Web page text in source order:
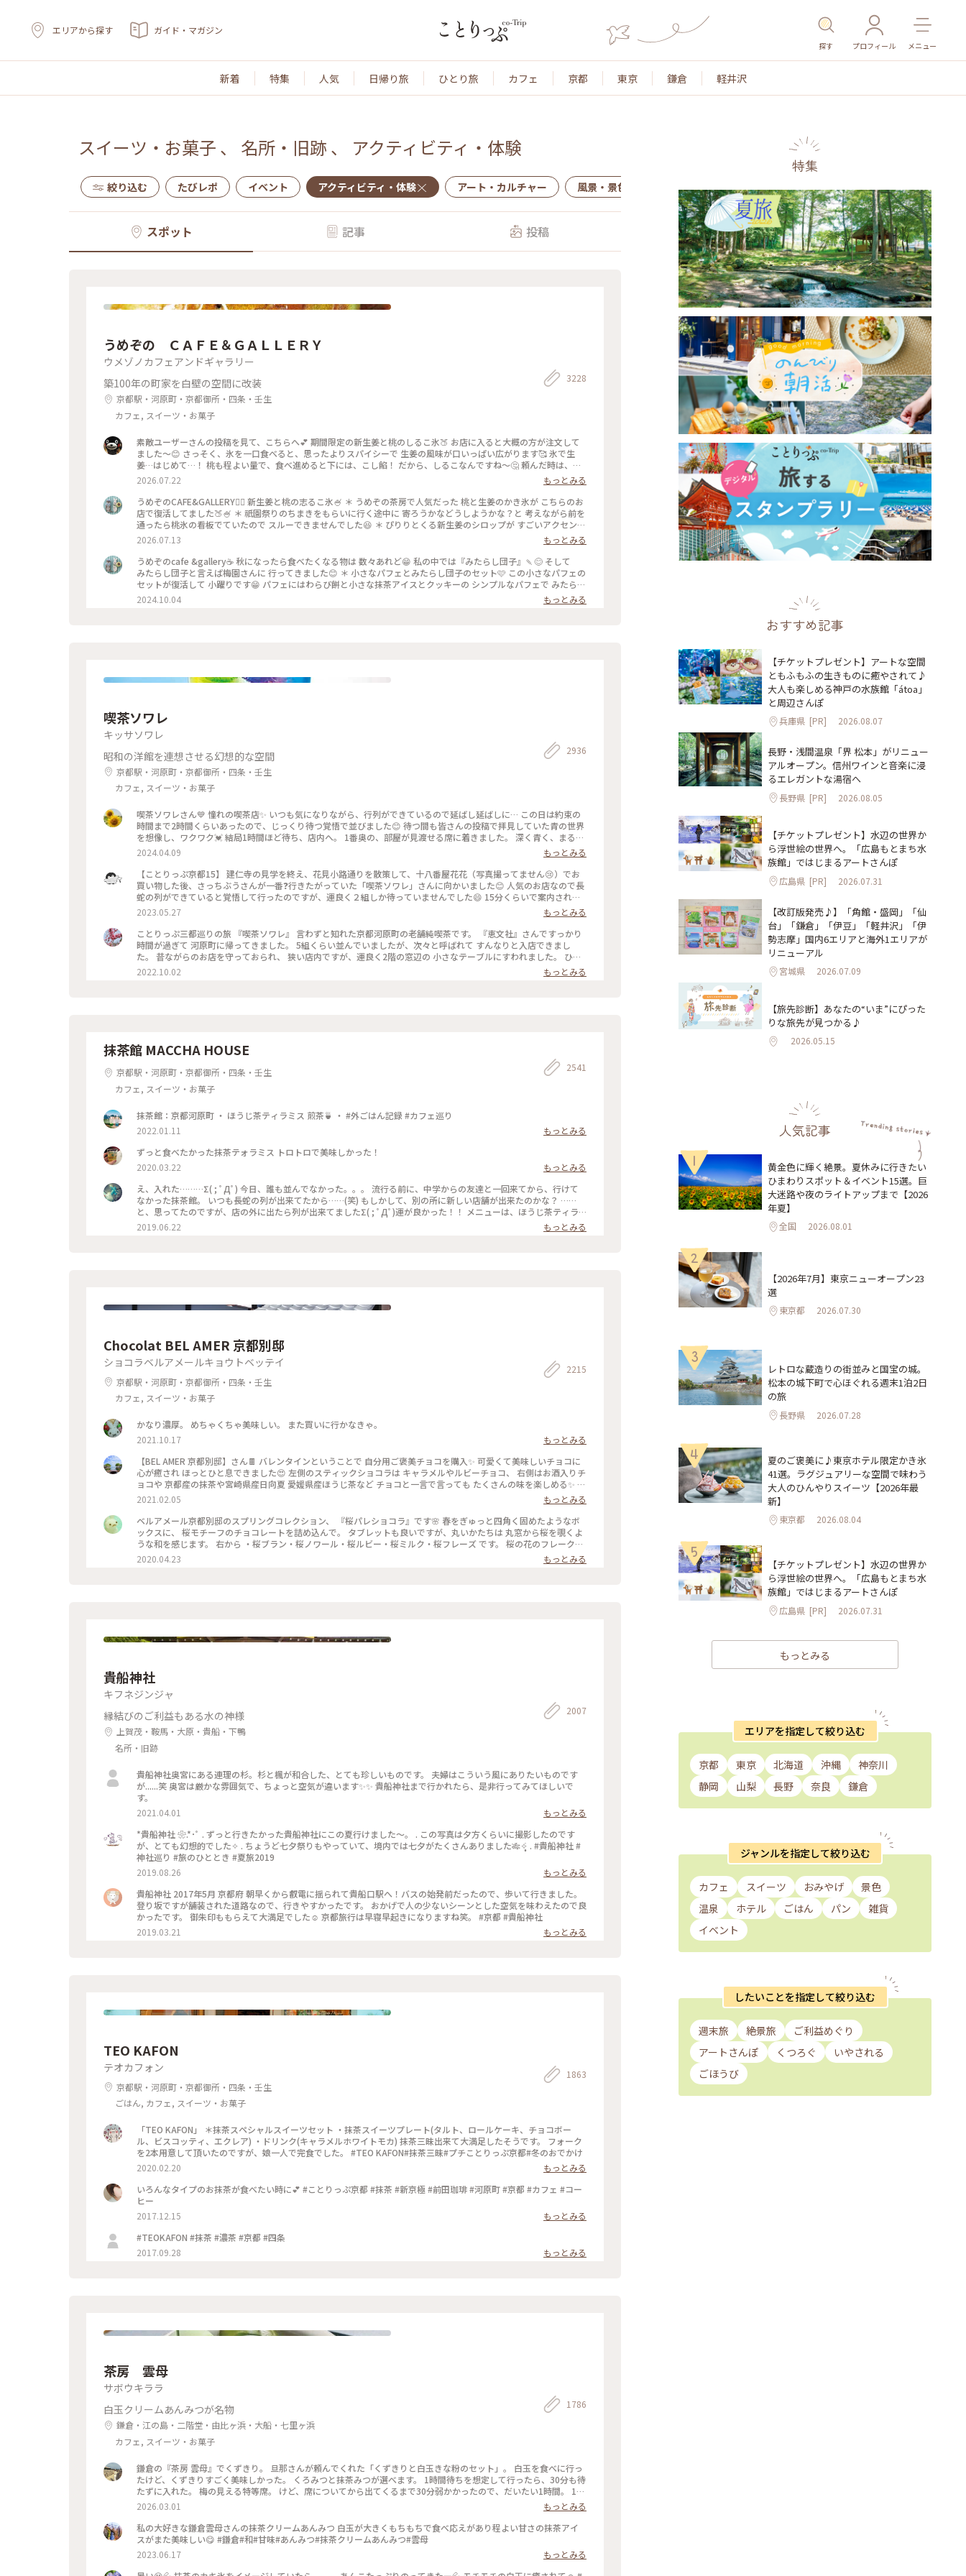
エリアから探す ガイド・マガジン
探す プロフィール メニュー
新着 特集 人気 日帰り旅 ひとり旅 カフェ 京都 東京 鎌倉 軽井沢
スイーツ・お菓子 、 名所・旧跡 、 アクティビティ・体験
絞り込む たびレポ イベント アクティビティ・体験 アート・カルチャー 風景・景色 名所・旧跡 温泉・スパ その他施設 ごはん
スポット 記事 投稿
うめぞの ＣＡＦＥ＆ＧＡＬＬＥＲＹ
ウメゾノカフェアンドギャラリー
築100年の町家を白壁の空間に改装
京都駅・河原町・京都御所・四条・壬生
カフェ, スイーツ・お菓子
3228
素敵ユーザーさんの投稿を見て、こちらへ💕 期間限定の新生姜と桃のしるこ氷🍑 お店に入ると大概の方が注文して
ました〜😊 さっそく、氷を一口食べると、思ったよりスパイシーで 生姜の風味が口いっぱい広がります🥰 氷で生
姜…はじめて…！ 桃も程よい量で、食べ進めると下には、こし餡！ だから、しるこなんですね〜🤔 頼んだ時は、何
でだろうと思ったけど、なるほど〜です😘 この後も、山鉾巡りなので、あっという間に汗💦になるけど、 真夏に食
2026.07.22
もっとみる
うめぞのCAFE&GALLERY🏳️‍🌈 新生姜と桃の志るこ氷🍧 ＊ うめぞの茶房で人気だった 桃と生姜のかき氷が こちらのお
店で復活してました🍑🍧 ＊ 祇園祭りのちまきをもらいに行く途中に 寄ろうかなどうしようかな？と 考えながら前を
通ったら桃氷の看板でていたので スルーできませんでした😆 ＊ ぴりりとくる新生姜のシロップが すごいアクセント
になって🫚 合間合間にみずみずしい桃のスライスを いただきます🍑 ちょっと見えづらいですが 中にはもっちり白玉
と そしてこし餡が入っているので 最後には、しるこ氷としていただきました😊 ＊ 人気かき氷だけに🍧 私が最後の
一杯だったようで 注文したあとにすぐに看板が引き上げられました💦 後からくる人くる人残念がっておられたので
（先注文のレジ横の席でした） 暑い中を目当てに来て🍑なかった時の衝撃を 考えたら、食べられて本当に幸せでし
た😊 ＊ ギャラリーでは風鈴展が🎐 陶器のブルーのかわいい風鈴たちでした😊 #京都カフェ #かき氷 #桃活 #うめ
2026.07.13
もっとみる
うめぞのcafe &gallery☕️ 秋になったら食べたくなる物は 数々あれど😁 私の中では『みたらし団子』🍡😊 そして
みたらし団子と言えば梅園さんに 行ってきました😊 ＊ 小さなパフェとみたらし団子のセット🩷 この小さなパフェの
セットが復活して 小躍りです😁 パフェにはわらび餅と小さな抹茶アイスとクッキーの シンプルなパフェで みたらし
団子な合間に食べると 相乗効果でとっても美味しいです😊 もちもちで焦げ目が香ばしい 蜜がたっぷりのみたらし団
子はやっぱり 美味しかったです🩷 ＊ 投稿の度に言っているような気もしますが 同じ梅園さんでも三条店は行列出来
2024.10.04 もっとみる
喫茶ソワレ
キッサソワレ
昭和の洋館を連想させる幻想的な空間
京都駅・河原町・京都御所・四条・壬生
カフェ, スイーツ・お菓子
2936
喫茶ソワレさん💙 憧れの喫茶店✨ いつも気になりながら、行列ができているので延ばし延ばしに… この日は約束の
時間まで2時間くらいあったので、じっくり待つ覚悟で並びました😊 待つ間も皆さんの投稿で拝見していた青の世界
を想像し、ワクワク💓 結局1時間ほど待ち、店内へ。 1番奥の、部屋が見渡せる席に着きました。 深く青く、まるで
別世界に入ったようです💙 ぶどうの透かし彫りやライトもクラシックでキレイ✨ 頼んだのはご存じゼリーポンチ🌈✨
キレイ～✨ 優しいランプの明かりにかざすとキラキラします✨ ゼリーの懐かしい感じや優しい炭酸もいい！ 中の氷
がゼリーと同じサイズで、ゼリーだと思って口に入れてびっくりしてしまいました💦 あっという間に食べ終わって
しまいました😣 まだこの雰囲気の中にいたくてコーヒーでも頼みたい…と思いましたが、きっと外には長い行列が
できているでしょうからお店を後にしました。 またこの特別な空間に会いに行きたいです💙 #電車旅 #喫茶ソワレ #
2024.04.09
もっとみる
【ことりっぷ京都15】 建仁寺の見学を終え、花見小路通りを散策して、十八番屋花花（写真撮ってません😢）でお
買い物した後、さっちぶうさんが一番❓行きたがっていた「喫茶ソワレ」さんに向かいました😊 人気のお店なので長
蛇の列ができていると覚悟して行ったのですが、運良く２組しか待っていませんでした😄 15分くらいで案内され、
２階の窓側の席へ。若いグループばっかり😱 あ、でも、男性だけで来ているグループも😊 私はヨーグルトポンチ、
さっちぶうさんはゼリーポンチフロートを注文しました。 店内の雰囲気は、暗めの照明でしたが、落ち着いていて
良い雰囲気でした。 美味しくいただいてお店を出たのですが、10組くらいが列を作っていました😳 #私のことりっ
ぷ旅 #京都 #喫茶ソワレ #ヨーグルトポンチ #ゼリーポンチフロート 令和５年５月20日撮影
2023.05.27
もっとみる
ことりっぷ三都巡りの旅 『喫茶ソワレ』 言わずと知れた京都河原町の老舗純喫茶です。 『恵文社』さんですっかり
時間が過ぎて 河原町に帰ってきました。 5組くらい並んでいましたが、次々と呼ばれて すんなりと入店できまし
た。 昔ながらのお店を守っておられ、 狭い店内ですが、運良く2階の窓辺の 小さなテーブルにすわれました。 ひん
やり涼しげなゼリーポンチをたのんで 文庫本を読みながら、ひと休みです。 灯りの抑えられた落ち着いた店内は 天
井の梁や調度品もシックで美しく 昭和の香りが漂っていますが、 お客さんは若い観光客の方が多かったです。 お席
2022.10.02 もっとみる
抹茶館 MACCHA HOUSE
京都駅・河原町・京都御所・四条・壬生
カフェ, スイーツ・お菓子
2541
抹茶館：京都河原町 ・ ほうじ茶ティラミス 煎茶🍵 ・ #外ごはん記録 #カフェ巡り
2022.01.11
もっとみる
ずっと食べたかった抹茶テォラミス トロトロで美味しかった！
2020.03.22
もっとみる
え、入れた………Σ( ; ﾟДﾟ) 今日、誰も並んでなかった。。。 流行る前に、中学からの友達と一回来てから、行けて
なかった抹茶館。 いつも長蛇の列が出来てたから……(笑) もしかして、別の所に新しい店舗が出来たのかな？ ……
と、思ってたのですが、店の外に出たら列が出来てましたΣ( ; ﾟДﾟ)運が良かった！！ メニューは、ほうじ茶ティラ
ミスのセット😋🍴💕 上の粉(？)が、ほうじ茶風味。きな粉にほうじ茶がブレンドされてるのかな……？？ほうじ茶だ
けだと、あんな粉っぽくないと思うけど🤔 まぁ！美味しかったからいっか(笑) #抹茶館 #抹茶 #ほうじ茶ティラミス
2019.06.22 もっとみる
Chocolat BEL AMER 京都別邸
ショコラベルアメールキョウトベッテイ
京都駅・河原町・京都御所・四条・壬生
カフェ, スイーツ・お菓子
2215
かなり濃厚。 めちゃくちゃ美味しい。 また買いに行かなきゃ。
2021.10.17
もっとみる
【BEL AMER 京都別邸】さん🍫 バレンタインということで 自分用ご褒美チョコを購入✨ 可愛くて美味しいチョコに
心が癒され ほっとひと息できました😍 左側のスティックショコラは キャラメルやルビーチョコ、 右側はお酒入りチ
ョコや 京都産の抹茶や宮崎県産日向夏 愛媛県産ほうじ茶など チョコと一言で言っても たくさんの味を楽しめる✨ パ
ッケージやデザインもとても可愛いので ご褒美チョコでもプレゼント用でも どちらにもおすすめの詰め合わせです
2021.02.05
もっとみる
ベルアメール京都別邸のスプリングコレクション、 『桜パレショコラ』です🌸 春をぎゅっと四角く固めたようなボ
ックスに、 桜モチーフのチョコレートを詰め込んで。 タブレットも良いですが、丸いかたちは 丸窓から桜を覗くよ
うな和を感じます。 右から ・桜ブラン・桜ノワール・桜ルビー・桜ミルク・桜フレーズ です。 桜の花のフレークや
ストロベリーにフランボワーズ、 ナッツやドライフルーツのトッピング。 桜の香りのミルクチョコやルビーチョコ
を使用し、 一枚ずつ違う味を楽しめます♪ 金銀のキラキラと満開の桜、 テーブルの上でのお花見も良いですね😊 #
2020.04.23 もっとみる
貴船神社
キフネジンジャ
縁結びのご利益もある水の神様
上賀茂・鞍馬・大原・貴船・下鴨
名所・旧跡
2007
貴船神社奥宮にある連理の杉。杉と楓が和合した、とても珍しいものです。 夫婦はこういう風にありたいものです
が......笑 奥宮は厳かな雰囲気で、ちょっと空気が違います✨✨ 貴船神社まで行かれたら、是非行ってみてほしいで
す。
2021.04.01
もっとみる
*貴船神社 ❀.*･ﾟ . ずっと行きたかった貴船神社にこの夏行けました～。 . この写真は夕方くらいに撮影したのです
が、とても幻想的でした✧︎ . ちょうど七夕祭りもやっていて、境内では七夕がたくさんありました🎋✧̣̥̇ . #貴船神社 #
神社巡り #旅のひととき #夏旅2019
2019.08.26
もっとみる
貴船神社 2017年5月 京都府 朝早くから叡電に揺られて貴船口駅へ！バスの始発前だったので、歩いて行きました。
登り坂ですが舗装された道路なので、行きやすかったです。 おかげで人の少ないシーンとした空気を味わえたので良
かったです。 御朱印ももらえて大満足でした☺️ 京都旅行は早寝早起きになりますね笑。 #京都 #貴船神社
2019.03.21
もっとみる
TEO KAFON
テオカフォン
京都駅・河原町・京都御所・四条・壬生
ごはん, カフェ, スイーツ・お菓子
1863
「TEO KAFON」 ＊抹茶スペシャルスイーツセット ・抹茶スイーツプレート(タルト、ロールケーキ、チョコボー
ル、ビスコッティ、エクレア) ・ドリンク(キャラメルホワイトモカ) 抹茶三昧出来て大満足したそうです。 フォーク
を2本用意して頂いたのですが、娘一人で完食でした。 #TEO KAFON#抹茶三昧#プチことりっぷ京都#冬のおでかけ
2020.02.20
もっとみる
いろんなタイプのお抹茶が食べたい時に💕 #ことりっぷ京都 #抹茶 #新京極 #前田珈琲 #河原町 #京都 #カフェ #コー
ヒー
2017.12.15
もっとみる
#TEOKAFON #抹茶 #濃茶 #京都 #四条
2017.09.28
もっとみる
茶房 雲母
サボウキララ
白玉クリームあんみつが名物
鎌倉・江の島・二階堂・由比ヶ浜・大船・七里ヶ浜
カフェ, スイーツ・お菓子
1786
鎌倉の『茶房 雲母』でくずきり。 旦那さんが頼んでくれた「くずきりと白玉きな粉のセット」。 白玉を食べに行っ
たけど、くずきりすごく美味しかった。 くろみつと抹茶みつが選べます。 1時間待ちを想定して行ったら、30分も待
たずに入れた。 梅の見える特等席。 けど、席についてから出てくるまで30分弱かかったので、だいたい1時間。 1時
間くらいなら、並んでも食べたいクオリティ。 #神奈川#鎌倉#茶房雲母#白玉#おもちずき#Ayuのおやつ#はじめての
鎌倉
2026.03.01
もっとみる
私の大好きな鎌倉雲母さんの抹茶クリームあんみつ 白玉が大きくもちもちで食べ応えがあり程よい甘さの抹茶アイ
スがまた美味しい😋 #鎌倉#和#甘味#あんみつ#抹茶クリームあんみつ#雲母
2023.06.17
もっとみる
特集
おすすめ記事
【チケットプレゼント】アートな空間
ともふもふの生きものに癒やされて♪
大人も楽しめる神戸の水族館「átoa」
と周辺さんぽ
兵庫県 [PR] 2026.08.07
長野・浅間温泉「界 松本」がリニュー
アルオープン。信州ワインと音楽に浸
るエレガントな湯宿へ
長野県 [PR] 2026.08.05
【チケットプレゼント】水辺の世界か
ら浮世絵の世界へ。「広島もとまち水
族館」ではじまるアートさんぽ
広島県 [PR] 2026.07.31
【改訂版発売♪】「角館・盛岡」「仙
台」「鎌倉」「伊豆」「軽井沢」「伊
勢志摩」国内6エリアと海外1エリアが
リニューアル
宮城県 2026.07.09
【旅先診断】あなたの“いま”にぴった
りな旅先が見つかる♪
2026.05.15
人気記事
1
黄金色に輝く絶景。夏休みに行きたい
ひまわりスポット＆イベント15選。巨
大迷路や夜のライトアップまで【2026
年夏】
全国 2026.08.01
2
【2026年7月】東京ニューオープン23
選
東京都 2026.07.30
3
レトロな蔵造りの街並みと国宝の城。
松本の城下町で心ほぐれる週末1泊2日
の旅
長野県 2026.07.28
4
夏のご褒美に♪東京ホテル限定かき氷
41選。ラグジュアリーな空間で味わう
大人のひんやりスイーツ【2026年最
新】
東京都 2026.08.04
5
【チケットプレゼント】水辺の世界か
ら浮世絵の世界へ。「広島もとまち水
族館」ではじまるアートさんぽ
広島県 [PR] 2026.07.31
もっとみる
エリアを指定して絞り込む
京都 東京 北海道 沖縄
神奈川
静岡
山梨 長野 奈良 鎌倉
ジャンルを指定して絞り込む
カフェ スイーツ おみやげ
景色
温泉
ホテル ごはん パン
雑貨
イベント
したいことを指定して絞り込む
週末旅 絶景旅
ご利益めぐり
アートさんぽ
くつろぐ
いやされる
ごほうび